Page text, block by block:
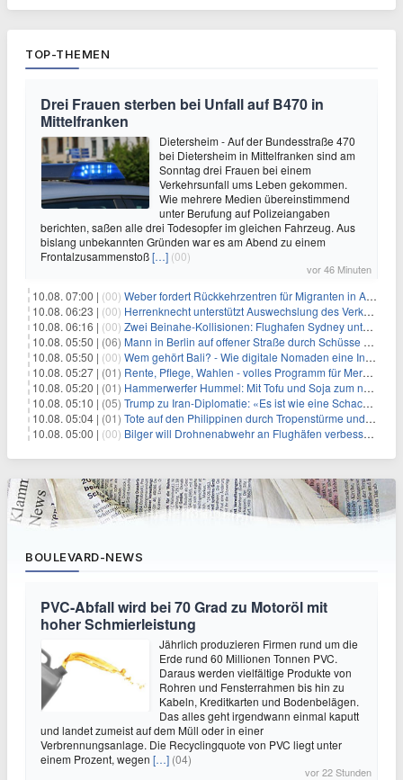
TOP-THEMEN
Drei Frauen sterben bei Unfall auf B470 in
Mittelfranken
Dietersheim - Auf der Bundesstraße 470
bei Dietersheim in Mittelfranken sind am
Sonntag drei Frauen bei einem
Verkehrsunfall ums Leben gekommen.
Wie mehrere Medien übereinstimmend
unter Berufung auf Polizeiangaben
berichten, saßen alle drei Todesopfer im gleichen Fahrzeug. Aus
bislang unbekannten Gründen war es am Abend zu einem
Frontalzusammenstoß[…] (00)
vor 46 Minuten
10.08. 07:00 | (00) Weber fordert Rückkehrzentren für Migranten in Afrika
10.08. 06:23 | (00) Herrenknecht unterstützt Auswechslung des Verkehrsministers
10.08. 06:16 | (00) Zwei Beinahe-Kollisionen: Flughafen Sydney unter Druck
10.08. 05:50 | (06) Mann in Berlin auf offener Straße durch Schüsse getötet
10.08. 05:50 | (00) Wem gehört Bali? - Wie digitale Nomaden eine Insel verändern
10.08. 05:27 | (01) Rente, Pflege, Wahlen - volles Programm für Merz im Herbst
10.08. 05:20 | (01) Hammerwerfer Hummel: Mit Tofu und Soja zum nächsten Coup?
10.08. 05:10 | (05) Trump zu Iran-Diplomatie: «Es ist wie eine Schachpartie»
10.08. 05:04 | (01) Tote auf den Philippinen durch Tropenstürme und Monsun
10.08. 05:00 | (00) Bilger will Drohnenabwehr an Flughäfen verbessern
BOULEVARD-NEWS
PVC-Abfall wird bei 70 Grad zu Motoröl mit
hoher Schmierleistung
Jährlich produzieren Firmen rund um die
Erde rund 60 Millionen Tonnen PVC.
Daraus werden vielfältige Produkte von
Rohren und Fensterrahmen bis hin zu
Kabeln, Kreditkarten und Bodenbelägen.
Das alles geht irgendwann einmal kaputt
und landet zumeist auf dem Müll oder in einer
Verbrennungsanlage. Die Recyclingquote von PVC liegt unter
einem Prozent, wegen […] (04)
vor 22 Stunden